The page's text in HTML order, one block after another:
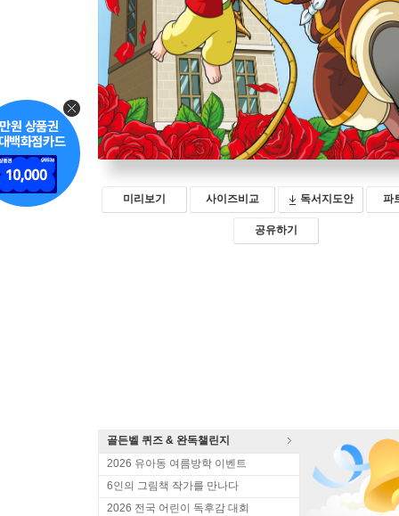
미리보기 사이즈비교 독서지도안 파
공유하기
골든벨 퀴즈 & 완독챌린지
2026 유아동 여름방학 이벤트
6인의 그림책 작가를 만나다
2026 전국 어린이 독후감 대회